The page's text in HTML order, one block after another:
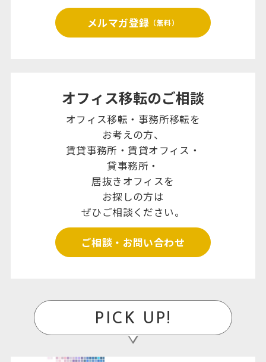
メルマガ登録 （無料）
オフィス移転のご相談
オフィス移転・事務所移転を
お考えの方、
賃貸事務所・賃貸オフィス・
貸事務所・
居抜きオフィスを
お探しの方は
ぜひご相談ください。
ご相談・お問い合わせ
PICK UP!